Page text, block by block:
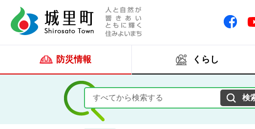
人と自然が響きあいともに輝く
防災情報 くらし